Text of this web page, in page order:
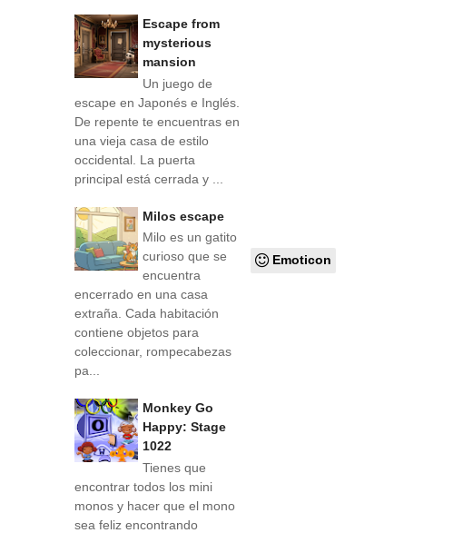
Emoticon
Escape from
mysterious
mansion
Un juego de
escape en Japonés e Inglés.
De repente te encuentras en
una vieja casa de estilo
occidental. La puerta
principal está cerrada y ...
Milos escape
Milo es un gatito
curioso que se
encuentra
encerrado en una casa
extraña. Cada habitación
contiene objetos para
coleccionar, rompecabezas
pa...
Monkey Go
Happy: Stage
1022
Tienes que
encontrar todos los mini
monos y hacer que el mono
sea feliz encontrando